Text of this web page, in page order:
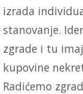
izrada
stanovanje.
zgrade i tu
kupovine
Radićemo